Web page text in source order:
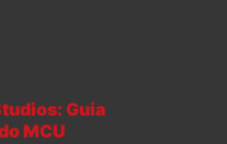
Guia
MCU